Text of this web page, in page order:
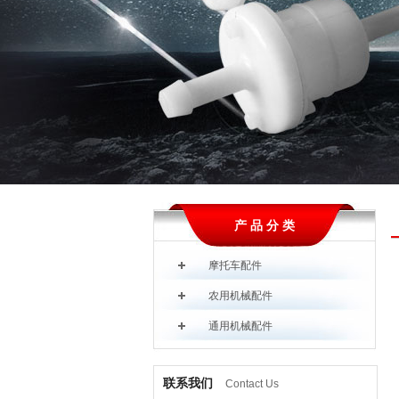
产 品 分 类
摩托车配件
农用机械配件
通用机械配件
联系我们 Contact Us